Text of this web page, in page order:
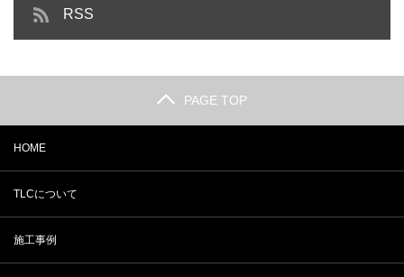
RSS
PAGE TOP
HOME
TLCについて
施工事例